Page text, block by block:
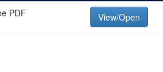
PDF View/Open